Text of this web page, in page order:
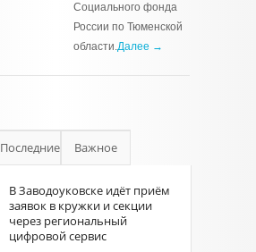
Социального фонда
России по Тюменской
области.Далее →
Последние Важное
В Заводоуковске идёт приём
заявок в кружки и секции
через региональный
цифровой сервис